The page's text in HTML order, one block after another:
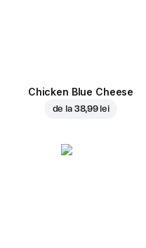
Chicken Blue Cheese
de la 38,99 lei